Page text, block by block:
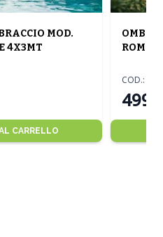
MOD.
4X3MT
CARRELLO
ROMA
COD.: